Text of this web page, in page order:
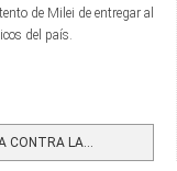
de Milei de entregar al
del país.
CONTRA LA...